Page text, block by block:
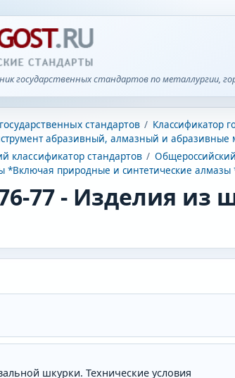
государственных стандартов по металлургии,
стандартов / Классификатор
абразивный, алмазный и абразивные
классификатор стандартов /
*Включая природные и синтетические
77- Изделия из
шкурки. Технические условия